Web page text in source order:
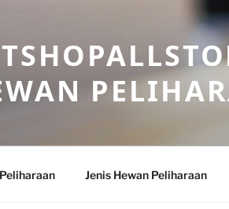
Jenis Hewan Peliharaan